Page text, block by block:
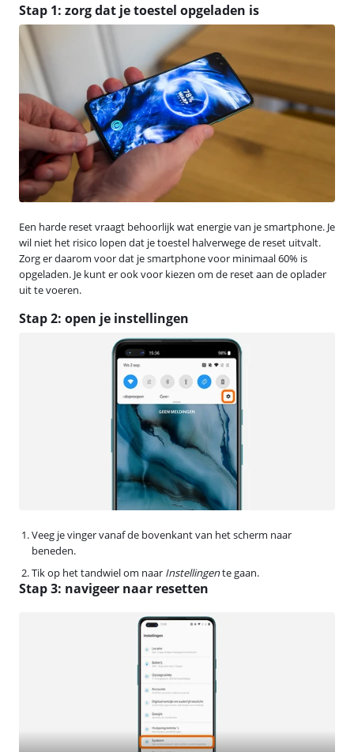
Stap 1: zorg dat je toestel opgeladen is
Een harde reset vraagt behoorlijk wat energie van je smartphone. Je
wil niet het risico lopen dat je toestel halverwege de reset uitvalt.
Zorg er daarom voor dat je smartphone voor minimaal 60% is
opgeladen. Je kunt er ook voor kiezen om de reset aan de oplader
uit te voeren.
Stap 2: open je instellingen
Veeg je vinger vanaf de bovenkant van het scherm naar
beneden.
Tik op het tandwiel om naar Instellingente gaan.
Stap 3: navigeer naar resetten